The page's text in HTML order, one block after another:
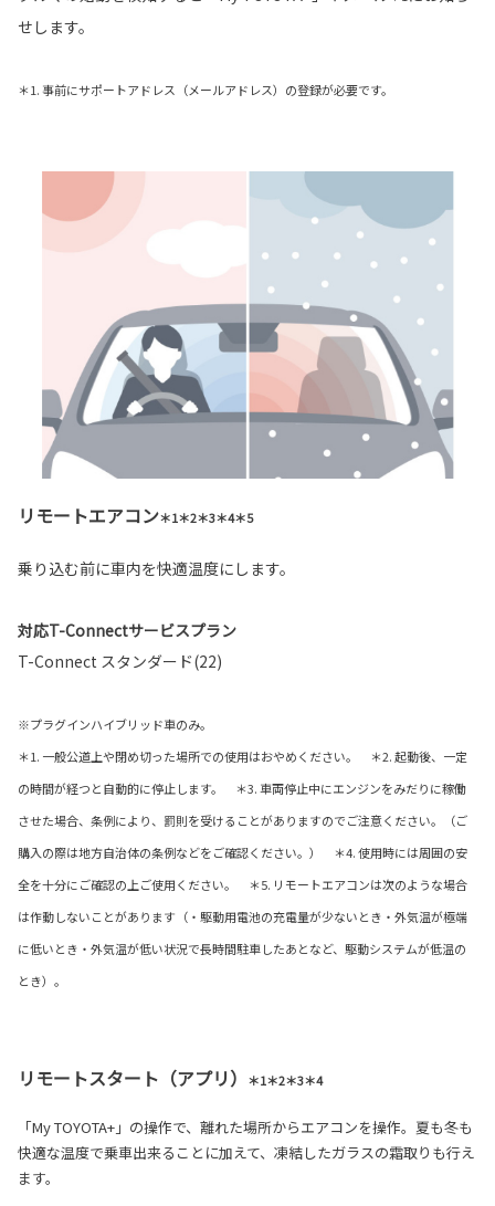
せします。
＊1. 事前にサポートアドレス（メールアドレス）の登録が必要です。
リモートエアコン＊1＊2＊3＊4＊5
乗り込む前に車内を快適温度にします。
対応T-Connectサービスプラン
T-Connect スタンダード(22)
※プラグインハイブリッド車のみ。
＊1. 一般公道上や閉め切った場所での使用はおやめください。 ＊2. 起動後、一定
の時間が経つと自動的に停止します。 ＊3. 車両停止中にエンジンをみだりに稼働
させた場合、条例により、罰則を受けることがありますのでご注意ください。（ご
購入の際は地方自治体の条例などをご確認ください。） ＊4. 使用時には周囲の安
全を十分にご確認の上ご使用ください。 ＊5. リモートエアコンは次のような場合
は作動しないことがあります（・駆動用電池の充電量が少ないとき・外気温が極端
に低いとき・外気温が低い状況で長時間駐車したあとなど、駆動システムが低温の
とき）。
リモートスタート（アプリ） ＊1＊2＊3＊4
「My TOYOTA+」の操作で、離れた場所からエアコンを操作。夏も冬も
快適な温度で乗車出来ることに加えて、凍結したガラスの霜取りも行え
ます。